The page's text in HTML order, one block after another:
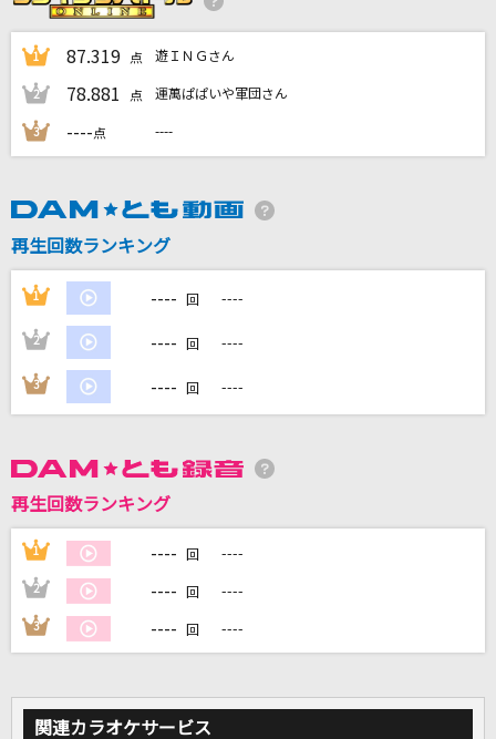
Closer feat. Halsey [クローサー]
daze
じん ft.メイリア from GARNiDELiA
L'Arc-en-Ciel
Mr.Children
もっと見る
DAMに会員登録・ログインして
家族や友達と一緒に！練習にも！
1 87.319 点 遊ＩＮＧさん
2 78.881 点 運萬ぱぱいや軍団さん
3 ----点 ----
再生回数ランキング
1 ---- 回 ----
2 ---- 回 ----
3 ---- 回 ----
再生回数ランキング
1 ---- 回 ----
2 ---- 回 ----
3 ---- 回 ----
関連カラオケサービス